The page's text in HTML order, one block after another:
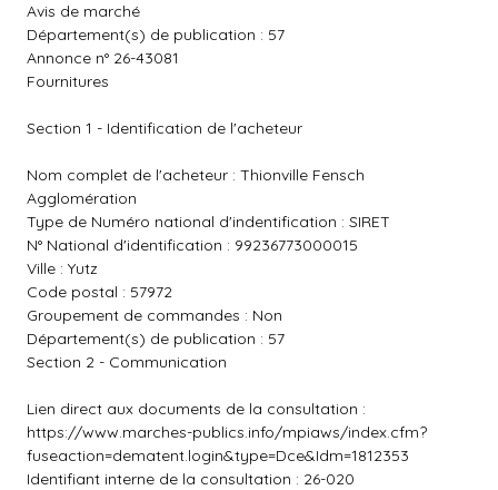
Avis de marché
Département(s) de publication : 57
Annonce n° 26-43081
Fournitures
Section 1 - Identification de l'acheteur
Nom complet de l'acheteur : Thionville Fensch
Agglomération
Type de Numéro national d'indentification : SIRET
N° National d'identification : 99236773000015
Ville : Yutz
Code postal : 57972
Groupement de commandes : Non
Département(s) de publication : 57
Section 2 - Communication
Lien direct aux documents de la consultation :
https://www.marches-publics.info/mpiaws/index.cfm?
fuseaction=dematent.login&type=Dce&Idm=1812353
Identifiant interne de la consultation : 26-020